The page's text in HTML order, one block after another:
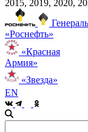
2015, 2019, 2020,
«Роснефть»
«Красная
Армия»
«Звезда»
EN